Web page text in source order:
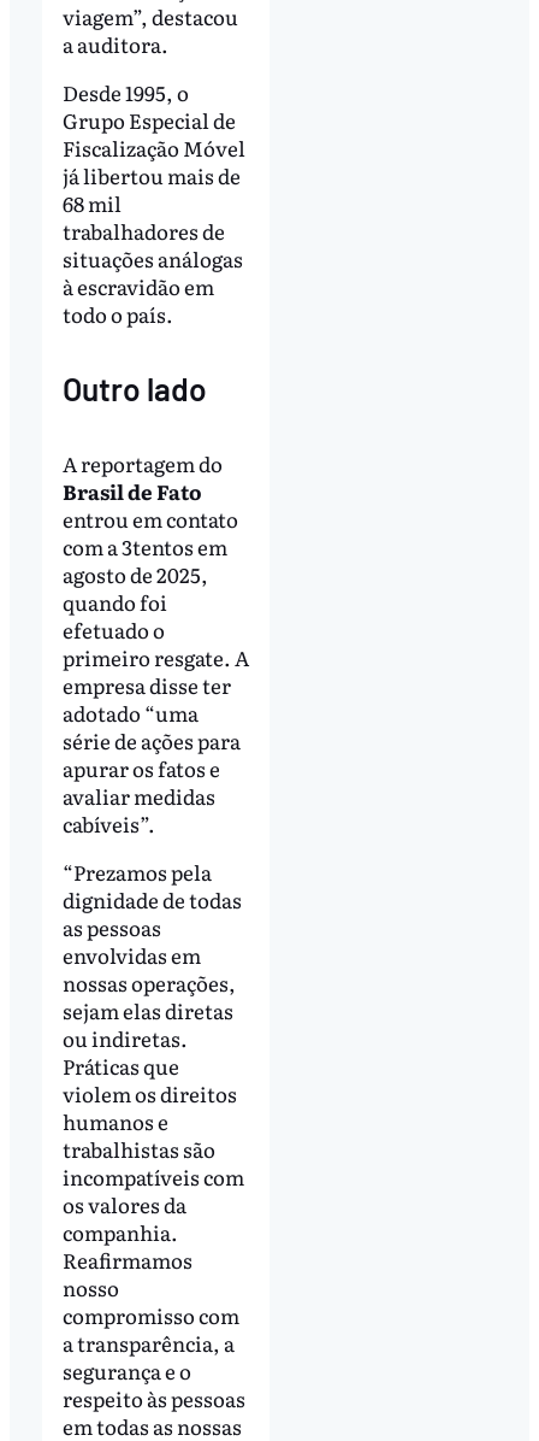
viagem”, destacou
a auditora.
Desde 1995, o
Grupo Especial de
Fiscalização Móvel
já libertou mais de
68 mil
trabalhadores de
situações análogas
à escravidão em
todo o país.
Outro lado
A reportagem do
Brasil de Fato
entrou em contato
com a 3tentos em
agosto de 2025,
quando foi
efetuado o
primeiro resgate. A
empresa disse ter
adotado “uma
série de ações para
apurar os fatos e
avaliar medidas
cabíveis”.
“Prezamos pela
dignidade de todas
as pessoas
envolvidas em
nossas operações,
sejam elas diretas
ou indiretas.
Práticas que
violem os direitos
humanos e
trabalhistas são
incompatíveis com
os valores da
companhia.
Reafirmamos
nosso
compromisso com
a transparência, a
segurança e o
respeito às pessoas
em todas as nossas